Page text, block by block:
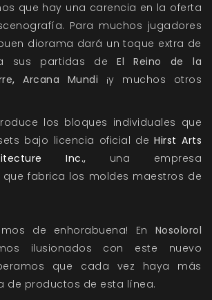
que hay una carencia en la oferta
Para muchos jugadores
diorama dará un toque extra de
a sus partidas deEl Reino de la
, Arcana Mundi ¡y muchos otros
los bloques individuales que
bajo licencia oficial deHirst Arts
Inc., una empresa
fabrica los moldes maestros de
de enhorabuena! En Nosolorol
ilusionados con este nuevo
que cada vez haya más
de productos de esta línea.